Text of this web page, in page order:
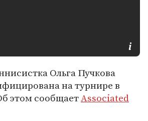
Ольга Пучкова
на турнире в
этом сообщаетAssociated